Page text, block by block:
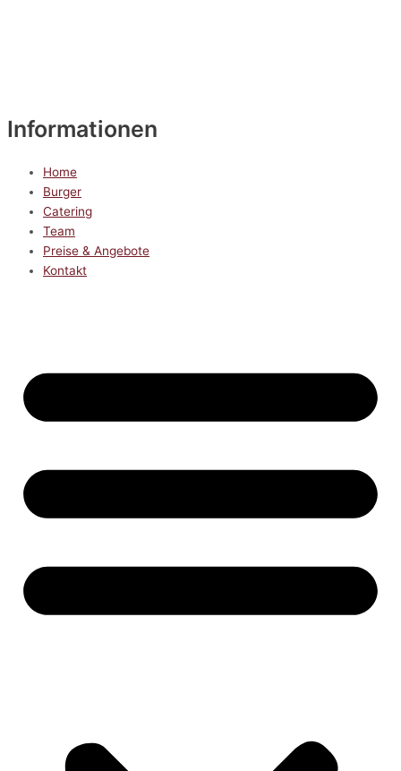
Informationen
Home
Burger
Catering
Team
Preise & Angebote
Kontakt